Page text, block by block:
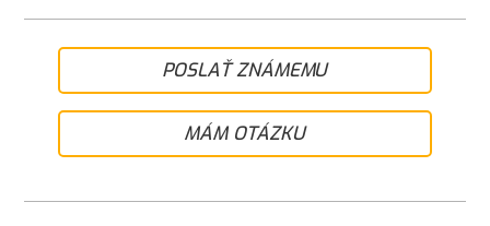
POSLAŤ ZNÁMEMU
MÁM OTÁZKU